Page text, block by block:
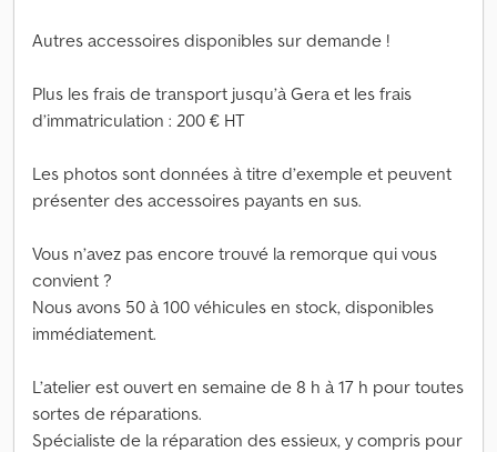
Autres accessoires disponibles sur demande !
Plus les frais de transport jusqu’à Gera et les frais
d’immatriculation : 200 € HT
Les photos sont données à titre d’exemple et peuvent
présenter des accessoires payants en sus.
Vous n’avez pas encore trouvé la remorque qui vous
convient ?
Nous avons 50 à 100 véhicules en stock, disponibles
immédiatement.
L’atelier est ouvert en semaine de 8 h à 17 h pour toutes
sortes de réparations.
Spécialiste de la réparation des essieux, y compris pour